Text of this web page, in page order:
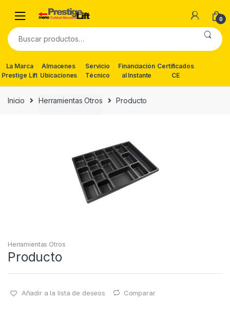
navigation
content
0
Buscar
por:
La Marca
Prestige Lift
Almacenes
Ubicaciones
Servicio
Técnico
Financiación
al Instante
Certificados
CE
Inicio Herramientas Otros Producto
Herramientas Otros
Producto
Añadir a la lista de deseos Comparar